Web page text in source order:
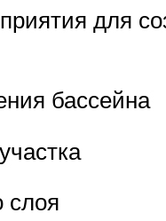
для
бассейна
слоя